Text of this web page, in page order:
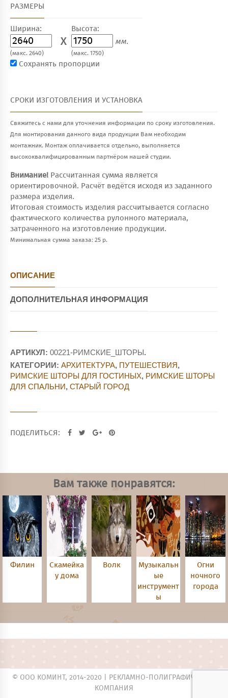
РАЗМЕРЫ
Ширина:
X
(макс. 2640)
Высота:
мм.
(макс. 1750)
Сохранять пропорции
СРОКИ ИЗГОТОВЛЕНИЯ И УСТАНОВКА
Свяжитесь с нами для уточнения информации по сроку изготовления.
Для монтирования данного вида продукции Вам необходим
монтажник. Монтаж оплачивается отдельно, выполняется
высококвалифицированным партнёром нашей студии.
Внимание! Рассчитанная сумма является
ориентировочной. Расчёт ведётся исходя из заданного
размера изделия.
Итоговая стоимость изделия рассчитывается согласно
фактического количества рулонного материала,
затраченного на изготовление продукции.
Минимальная сумма заказа: 25 р.
ОПИСАНИЕ
ДОПОЛНИТЕЛЬНАЯ ИНФОРМАЦИЯ
АРТИКУЛ: 00221-РИМСКИЕ_ШТОРЫ.
КАТЕГОРИИ: АРХИТЕКТУРА, ПУТЕШЕСТВИЯ,
РИМСКИЕ ШТОРЫ ДЛЯ ГОСТИНЫХ, РИМСКИЕ ШТОРЫ
ДЛЯ СПАЛЬНИ, СТАРЫЙ ГОРОД
ПОДЕЛИТЬСЯ:
Вам также понравятся:
Филин
Скамейка
у дома
Волк
Музыкальн
ые
инструмент
ы
Огни
ночного
города
© ООО КОМИНТ, 2014-2020 |
РЕКЛАМНО-ПОЛИГРАФИЧЕСКАЯ
КОМПАНИЯ